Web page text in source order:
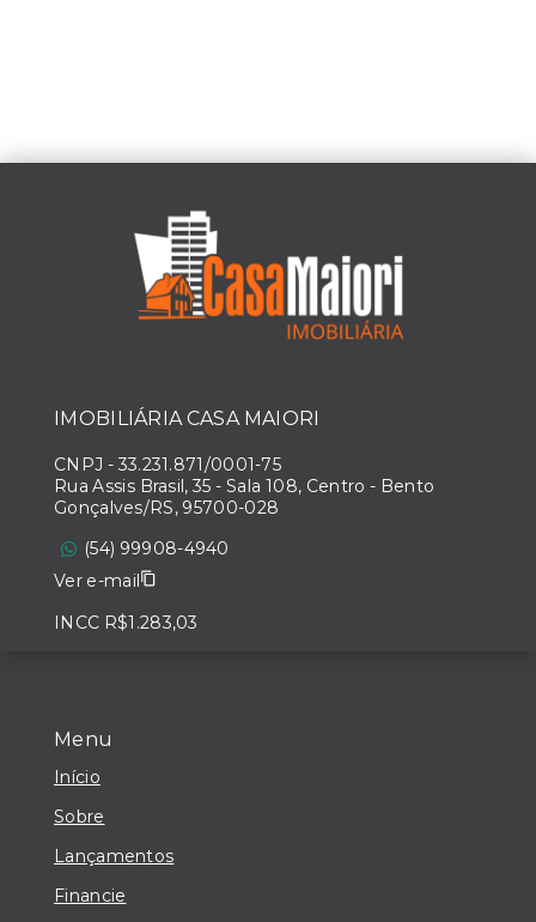
Menu
Início
Sobre
Lançamentos
Financie
IMOBILIÁRIA CASA MAIORI
CNPJ - 33.231.871/0001-75
Rua Assis Brasil, 35 - Sala 108, Centro - Bento
Gonçalves/RS, 95700-028
(54) 99908-4940
Ver e-mail
INCC R$1.283,03